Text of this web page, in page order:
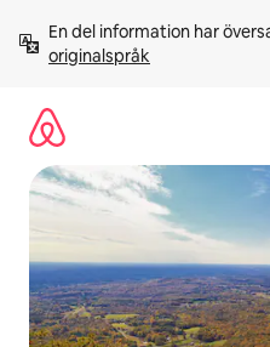
innehåll
En del information har
originalspråk